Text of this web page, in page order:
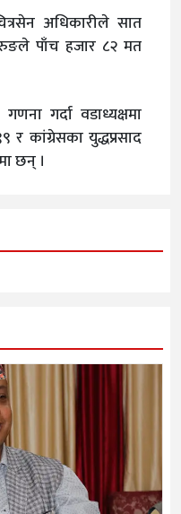
अधिकारीले सात
पाँच हजार ८२ मत
गर्दा वडाध्यक्षमा
कांग्रेसका युद्धप्रसाद
छन् ।